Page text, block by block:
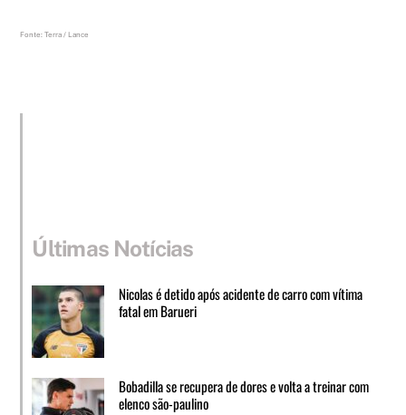
Fonte: Terra / Lance
Últimas Notícias
Nicolas é detido após acidente de carro com vítima
fatal em Barueri
Bobadilla se recupera de dores e volta a treinar com
elenco são-paulino